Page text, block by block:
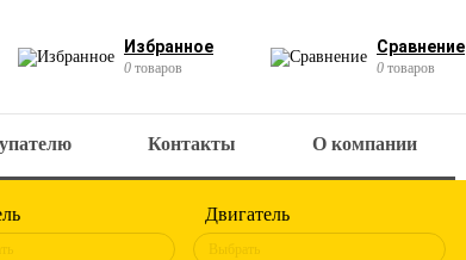
Избранное
0 товаров
Сравнение
0 товаров
Контакты О компании
Двигатель
Выбрать